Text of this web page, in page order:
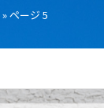
»ページ 5